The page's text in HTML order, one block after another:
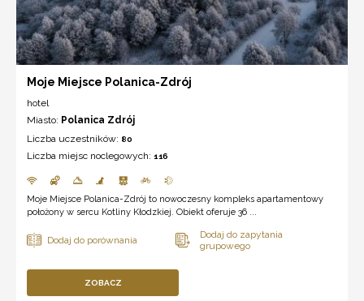
Moje Miejsce Polanica-Zdrój
hotel
Miasto: Polanica Zdrój
Liczba uczestników: 80
Liczba miejsc noclegowych: 116
Moje Miejsce Polanica-Zdrój to nowoczesny kompleks apartamentowy
położony w sercu Kotliny Kłodzkiej. Obiekt oferuje 36 ...
ZOBACZ